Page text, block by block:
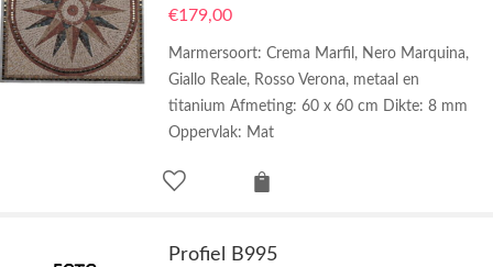
€179,00
Marmersoort: Crema Marfil, Nero Marquina,
Giallo Reale, Rosso Verona, metaal en
titanium Afmeting: 60 x 60 cm Dikte: 8 mm
Oppervlak: Mat
Profiel B995